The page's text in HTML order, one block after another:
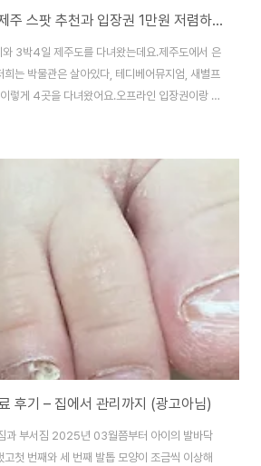
5살 아이가 좋아했던 제주 스팟 추천과 입장권 1만원 저렴하게 구입하는 방법, 박물관은 살아있다 테디베어뮤지엄 새별프렌즈 제주아르떼키즈파크
3박4일 제주도를 다녀왔는데요.제주도에서 은
는 박물관은 살아있다, 테디베어뮤지엄, 새별프
렇게 4곳을 다녀왔어요.오프라인 입장권이랑 온
금액이 차이가 나는 곳도 있어서온라인에서 꼭
분이후에 표가 휴대폰으로 날라오면 사용가능
은 살아있다를 갔을 때 재미있을려나 고민했었는
요.적극적으로 행동하고 체험하는 모습을 보니 뿌
착시현상을 잘 즐기고 사진도 많이 찍고 왔어
과 오프라인 금액..
후기 – 집에서 관리까지 (광고아님)
과 부서짐 2025년 03월쯤부터 아이의 발바닥
첫 번째와 세 번째 발톱 모양이 조금씩 이상해